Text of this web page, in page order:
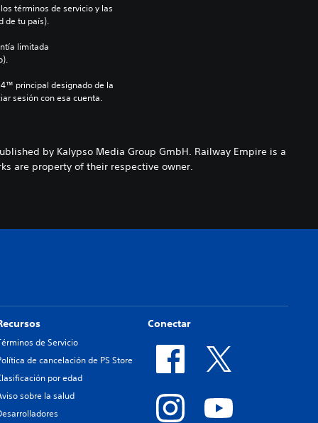
términos de servicio y las
de tu país).
limitada
principal designado de la
sesión con esa cuenta.
by Kalypso Media Group GmbH. Railway Empire is a
are property of their respective owner.
de Servicio
de cancelación de PS Store
por edad
sobre la salud
Conectar